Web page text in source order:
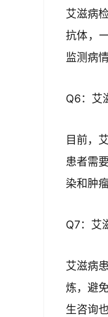
艾滋病
抗体，
监测病
Q6：艾
目前，
患者需
染和肿
Q7：艾
艾滋病
炼，避
生咨询